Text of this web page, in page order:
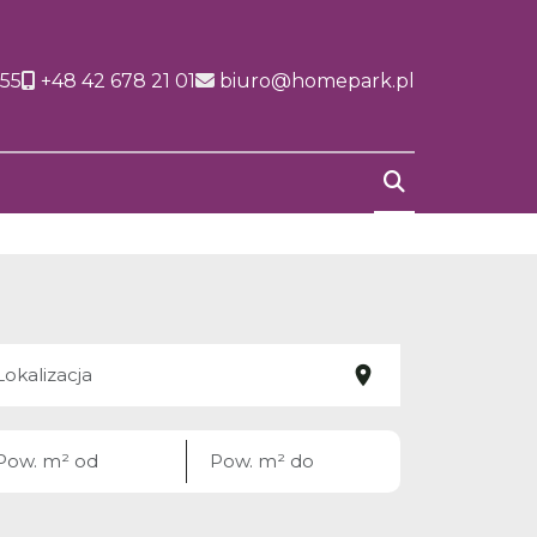
+48 42 678 21 01 biuro@homepark.pl